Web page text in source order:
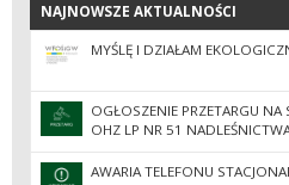
NAJNOWSZE AKTUALNOŚCI
NAJNOWSZE AKTUALNOŚCI
MYŚLĘ I DZIAŁAM
OGŁOSZENIE PRZETARGU NA
OHZ LP NR 51
AWARIA TELEFONU